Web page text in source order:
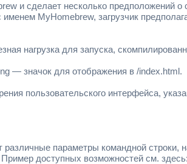
и сделает несколько предположений о
MyHomebrew, загрузчик
нагрузка для запуска,
— значок для отображения в /index.html.
пользовательского интерфейса,
различные параметры командной строки,
доступных возможностей см. здесь: